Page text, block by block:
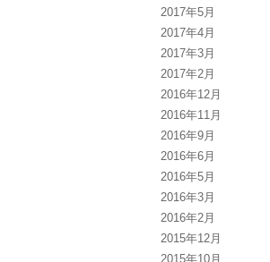
2017年5月
2017年4月
2017年3月
2017年2月
2016年12月
2016年11月
2016年9月
2016年6月
2016年5月
2016年3月
2016年2月
2015年12月
2015年10月